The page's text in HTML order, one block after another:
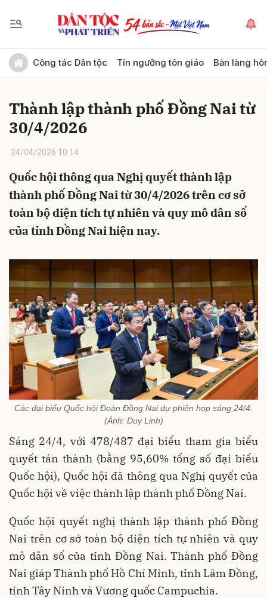
Công tác Dân tộc Tín ngưỡng tôn giáo Bản làng
Thành lập thành phố Đồng Nai từ
30/4/2026
24/04/2026 10:14
Quốc hội thông qua Nghị quyết thành lập
thành phố Đồng Nai từ 30/4/2026 trên cơ sở
toàn bộ diện tích tự nhiên và quy mô dân số
của tỉnh Đồng Nai hiện nay.
Các đại biểu Quốc hội Đoàn Đồng Nai dự phiên họp sáng 24/4.
(Ảnh: Duy Linh)
Sáng 24/4, với 478/487 đại biểu tham gia biểu
quyết tán thành (bằng 95,60% tổng số đại biểu
Quốc hội), Quốc hội đã thông qua Nghị quyết của
Quốc hội về việc thành lập thành phố Đồng Nai.
Quốc hội quyết nghị thành lập thành phố Đồng
Nai trên cơ sở toàn bộ diện tích tự nhiên và quy
mô dân số của tỉnh Đồng Nai. Thành phố Đồng
Nai giáp Thành phố Hồ Chí Minh, tỉnh Lâm Đồng,
tỉnh Tây Ninh và Vương quốc Campuchia.
Gửi bình luận
Hủy Gửi